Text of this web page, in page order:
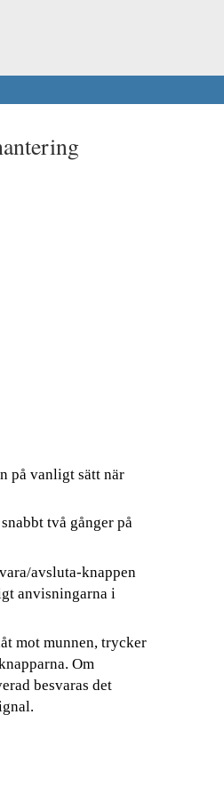
på vanligt sätt när
två gånger på
avsluta-knappen
anvisningarna i
mot munnen, trycker
Om
besvaras det